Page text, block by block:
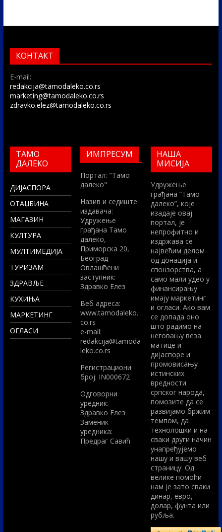
КОНТАКТ
E-mail:
redakcija@tamodaleko.co.rs
marketing@tamodaleko.co.rs
zdravko.elez@tamodaleko.co.rs
ТАМО
ДАЛЕКО
ДИЈАСПОРА
ОТАЏБИНА
МАГАЗИН
КУЛТУРА
МУЛТИМЕДИЈА
ТУРИЗАМ
ЗДРАВЉЕ
КУХИЊА
МАРКЕТИНГ
ОГЛАСИ
ИМПРЕСУМ
Портал: "Тамо
далеко"
Назив и седиште
издавача:
Удружење
грађана Тамо
далеко,
Приморска 20,
Београд
Овлашћени
заступник:
Здравко Елез
Вeб адреса:
www.tamodaleko.
co.rs
e-mail:
redakcija@tamoda
leko.co.rs
Регистрациони
број: IN000672
Одговорни
уредник:
Здравко Елез
Заменик
уредника:
Предраг Савић
НАША
МИСИЈА
Удружење
грађана “Тамо
далеко”, које
изадаје овај
портал, је
непрофитно и
издржава се
највећим делом
од донација и
спонзорства, а
само мали удео у
финансирању
имају маркетинг
и огласи. Ако вам
се допада оно
што радимо на
неговању веза
матице и
дијаспоре и
промовисању
истинских
вредности
српског народа,
помозите да се
развијамо бржим
темпом, да
технолошки и на
сваки други начин
унапређујемо
нашу и вашу веб
страницу. Од
велике помоћи
нам је зато сваки
динар, евро,
долар, фунта или
рубља.